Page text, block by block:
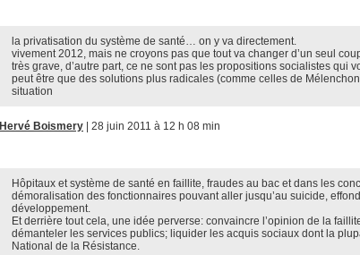
la privatisation du système de santé… on y va directement.
vivement 2012, mais ne croyons pas que tout va changer d’un seul
très grave, d’autre part, ce ne sont pas les propositions socialistes qui
peut être que des solutions plus radicales (comme celles de
situation
Hervé Boismery 28 juin 2011 à 12 h 08 min
Hôpitaux et système de santé en faillite, fraudes au bac et dans les
démoralisation des fonctionnaires pouvant aller jusqu’au suicide,
développement.
Et derrière tout cela, une idée perverse: convaincre l’opinion de la
démanteler les services publics; liquider les acquis sociaux dont la
National de la Résistance.